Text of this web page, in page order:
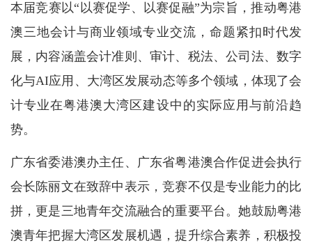
本届竞赛以“以赛促学、以赛促融”为宗旨，推动粤港
澳三地会计与商业领域专业交流，命题紧扣时代发
展，内容涵盖会计准则、审计、税法、公司法、数字
化与AI应用、大湾区发展动态等多个领域，体现了会
计专业在粤港澳大湾区建设中的实际应用与前沿趋
势。
广东省委港澳办主任、广东省粤港澳合作促进会执行
会长陈丽文在致辞中表示，竞赛不仅是专业能力的比
拼，更是三地青年交流融合的重要平台。她鼓励粤港
澳青年把握大湾区发展机遇，提升综合素养，积极投